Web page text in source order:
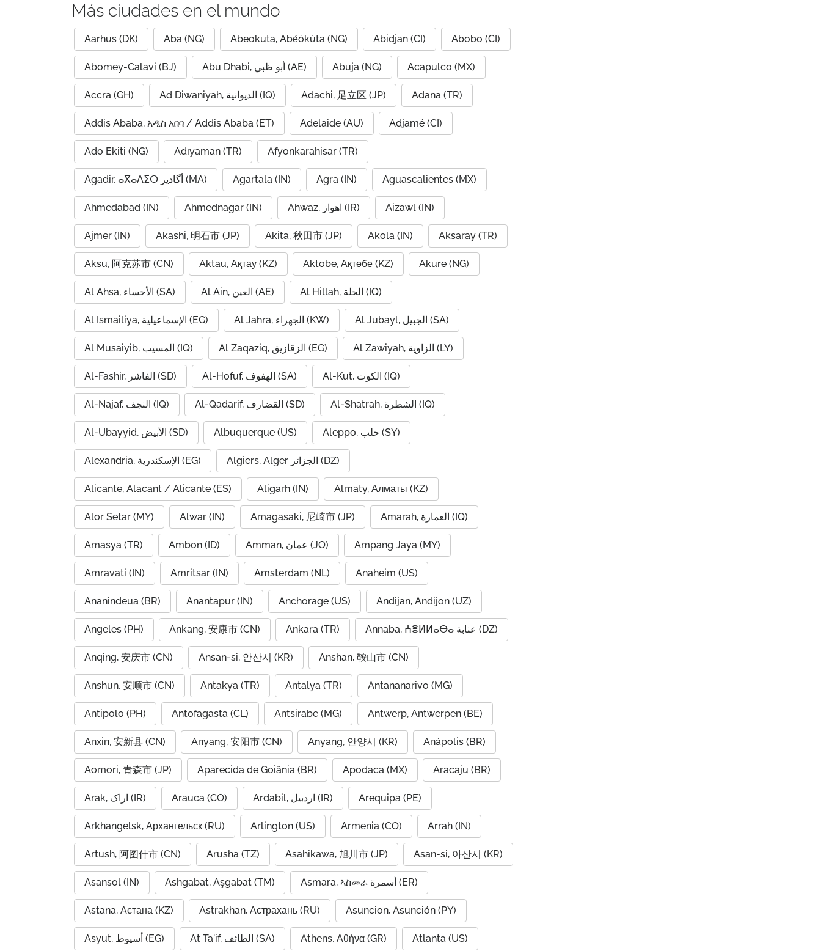
Más ciudades en el mundo
Aarhus (DK) Aba (NG) Abeokuta, Abẹ́òkúta (NG) Abidjan (CI) Abobo (CI)
Abomey-Calavi (BJ) Abu Dhabi, أبو ظبي (AE) Abuja (NG) Acapulco (MX)
Accra (GH) Ad Diwaniyah, الديوانية (IQ) Adachi, 足立区 (JP) Adana (TR)
Addis Ababa, አዲስ አበባ / Addis Ababa (ET) Adelaide (AU) Adjamé (CI)
Ado Ekiti (NG) Adıyaman (TR) Afyonkarahisar (TR)
Agadir, ⴰⴳⴰⴷⵉⵔ أگادیر (MA) Agartala (IN) Agra (IN) Aguascalientes (MX)
Ahmedabad (IN) Ahmednagar (IN) Ahwaz, اهواز (IR) Aizawl (IN)
Ajmer (IN) Akashi, 明石市 (JP) Akita, 秋田市 (JP) Akola (IN) Aksaray (TR)
Aksu, 阿克苏市 (CN) Aktau, Ақтау (KZ) Aktobe, Ақтөбе (KZ) Akure (NG)
Al Ahsa, الأحساء (SA) Al Ain, العين (AE) Al Hillah, الحلة (IQ)
Al Ismailiya, الإسماعيلية (EG) Al Jahra, الجهراء (KW) Al Jubayl, الجبيل (SA)
Al Musaiyib, المسيب (IQ) Al Zaqaziq, الزقازيق (EG) Al Zawiyah, الزاوية (LY)
Al-Fashir, الفاشر (SD) Al-Hofuf, الهفوف (SA) Al-Kut, الكوت (IQ)
Al-Najaf, النجف (IQ) Al-Qadarif, القضارف (SD) Al-Shatrah, الشطرة (IQ)
Al-Ubayyid, الأبيض (SD) Albuquerque (US) Aleppo, حلب (SY)
Alexandria, الإسكندرية (EG) Algiers, Alger الجزائر (DZ)
Alicante, Alacant / Alicante (ES) Aligarh (IN) Almaty, Алматы (KZ)
Alor Setar (MY) Alwar (IN) Amagasaki, 尼崎市 (JP) Amarah, العمارة (IQ)
Amasya (TR) Ambon (ID) Amman, عمان (JO) Ampang Jaya (MY)
Amravati (IN) Amritsar (IN) Amsterdam (NL) Anaheim (US)
Ananindeua (BR) Anantapur (IN) Anchorage (US) Andijan, Andijon (UZ)
Angeles (PH) Ankang, 安康市 (CN) Ankara (TR) Annaba, ⵄⴻⵍⵍⴰⴱⴰ عنابة (DZ)
Anqing, 安庆市 (CN) Ansan-si, 안산시 (KR) Anshan, 鞍山市 (CN)
Anshun, 安顺市 (CN) Antakya (TR) Antalya (TR) Antananarivo (MG)
Antipolo (PH) Antofagasta (CL) Antsirabe (MG) Antwerp, Antwerpen (BE)
Anxin, 安新县 (CN) Anyang, 安阳市 (CN) Anyang, 안양시 (KR) Anápolis (BR)
Aomori, 青森市 (JP) Aparecida de Goiânia (BR) Apodaca (MX) Aracaju (BR)
Arak, اراک (IR) Arauca (CO) Ardabil, اردبیل (IR) Arequipa (PE)
Arkhangelsk, Архангельск (RU) Arlington (US) Armenia (CO) Arrah (IN)
Artush, 阿图什市 (CN) Arusha (TZ) Asahikawa, 旭川市 (JP) Asan-si, 아산시 (KR)
Asansol (IN) Ashgabat, Aşgabat (TM) Asmara, ኣስመራ أسمرة (ER)
Astana, Астана (KZ) Astrakhan, Астрахань (RU) Asuncion, Asunción (PY)
Asyut, أسيوط (EG) At Ta'if, الطائف (SA) Athens, Αθήνα (GR) Atlanta (US)